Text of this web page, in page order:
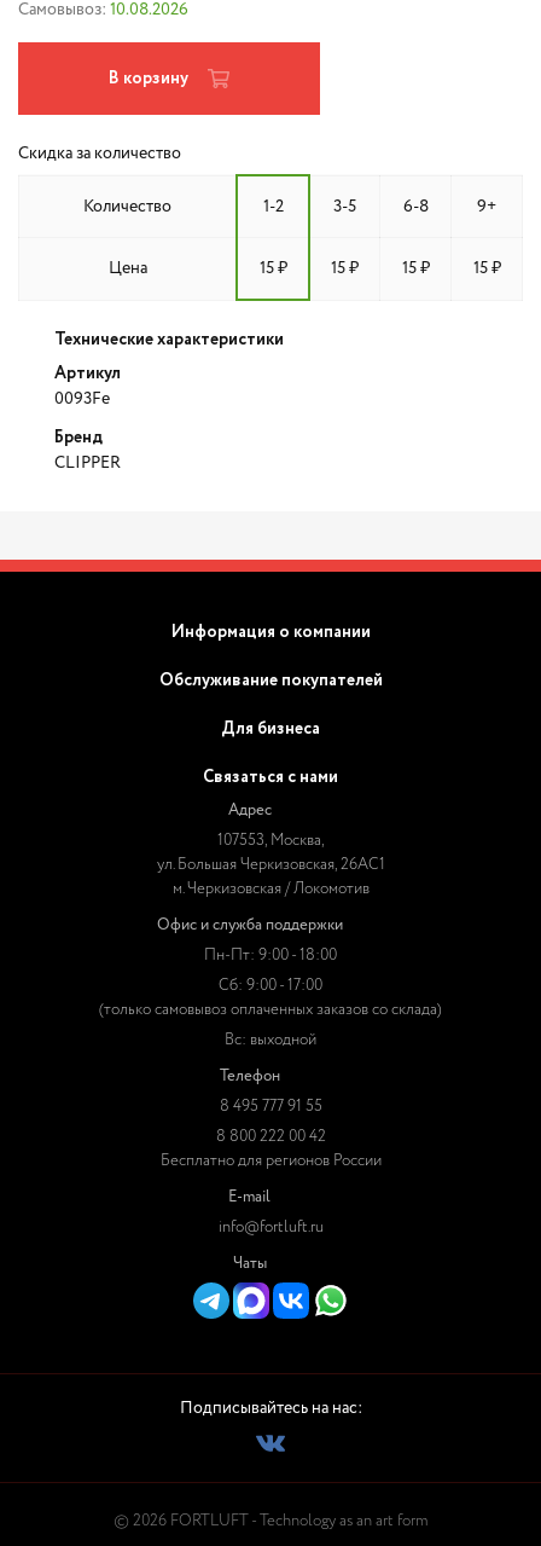
Самовывоз: 10.08.2026
В корзину
Скидка за количество
Количество 1-2 3-5 6-8 9+
Цена 15 ₽ 15 ₽ 15 ₽ 15 ₽
Технические характеристики
Артикул
0093Fe
Бренд
CLIPPER
Информация о компании
Обслуживание покупателей
Для бизнеса
Связаться с нами
Адрес
107553, Москва,
ул. Большая Черкизовская, 26АС1
м. Черкизовская / Локомотив
Офис и служба поддержки
Пн-Пт: 9:00 - 18:00
Сб: 9:00 - 17:00
(только самовывоз оплаченных заказов со склада)
Вс: выходной
Телефон
8 495 777 91 55
8 800 222 00 42
Бесплатно для регионов России
E-mail
info@fortluft.ru
Чаты
Подписывайтесь на нас:
© 2026 FORTLUFT - Technology as an art form